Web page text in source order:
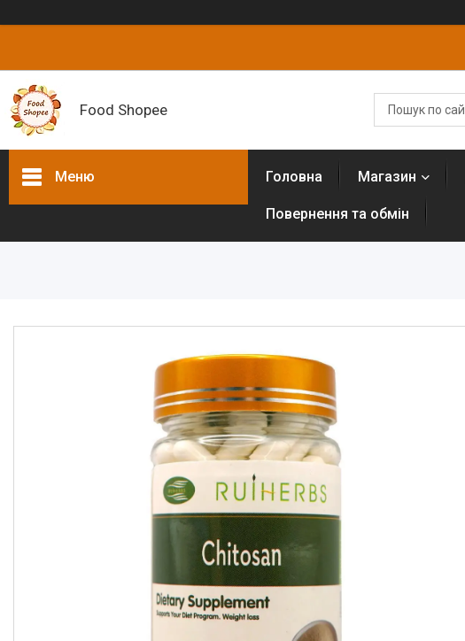
Food Shopee
Меню
Рослинні олії першого
холодного віджиму
Спеції, прянощі, приправи
Головна Магазин
Повернення та обмін